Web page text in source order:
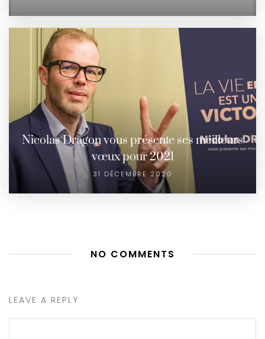
Nicolas Dragon vous présente ses meilleurs
vœux pour 2021
31 DÉCEMBRE 2020
NO COMMENTS
LEAVE A REPLY